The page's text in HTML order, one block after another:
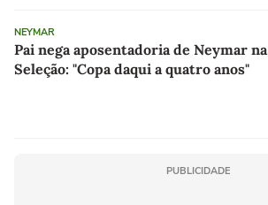
NEYMAR
Pai nega aposentadoria de Neymar na
Seleção: "Copa daqui a quatro anos"
PUBLICIDADE